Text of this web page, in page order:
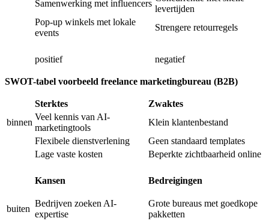
Samenwerking met influencers
levertijden
Pop-up winkels met lokale
events
Strengere retourregels
positief negatief
SWOT-tabel voorbeeld freelance marketingbureau (B2B)
Sterktes
Zwaktes
binnen
Veel kennis van AI-
marketingtools
Klein klantenbestand
Flexibele dienstverlening
Geen standaard templates
Lage vaste kosten
Beperkte zichtbaarheid online
Kansen Bedreigingen
buiten
Bedrijven zoeken AI-
expertise
Grote bureaus met goedkope
pakketten